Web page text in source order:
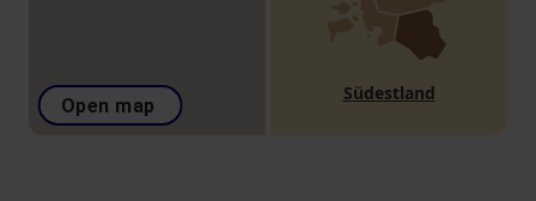
Open map
Südestland